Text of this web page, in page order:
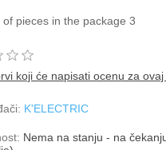
of pieces in the package 3
koji će napisati ocenu za
K'ELECTRIC
Nema na stanju - na